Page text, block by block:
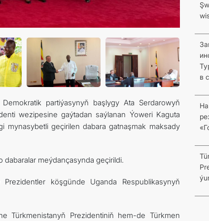
И ПАМЯТНЫЕ ДНИ
partiýasynyň başlygy Ata Serdarowyň
wezipesine gaýtadan saýlanan Ýoweri Kaguta
geçirilen dabara gatnaşmak maksady
dabaralar meýdançasynda geçirildi.
köşgünde Uganda Respublikasynyň
Türkmenistanyň Prezidentiniň hem-de Türkmen
в